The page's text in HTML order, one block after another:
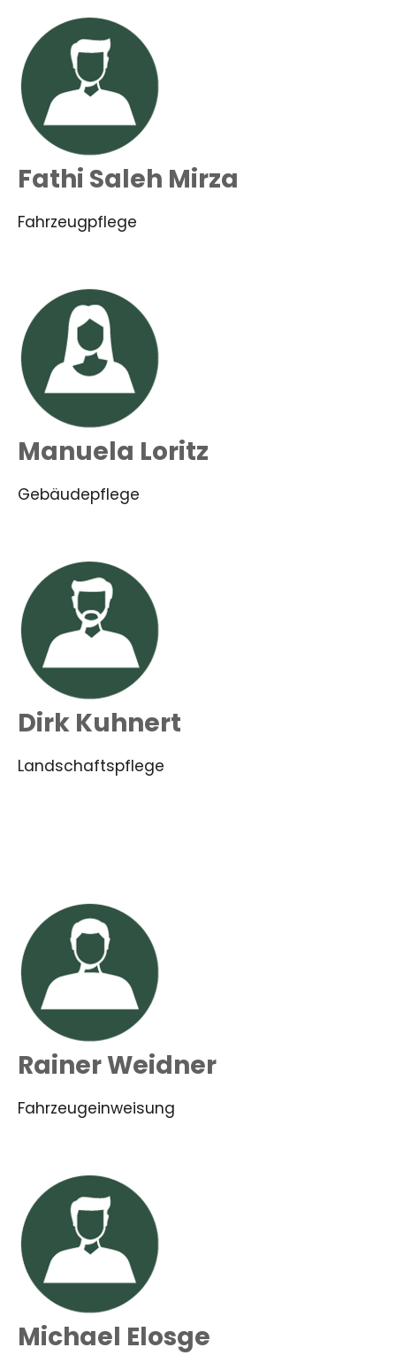
Fathi Saleh Mirza
Fahrzeugpflege
Manuela Loritz
Gebäudepflege
Dirk Kuhnert
Landschaftspflege
Rainer Weidner
Fahrzeugeinweisung
Michael Elosge